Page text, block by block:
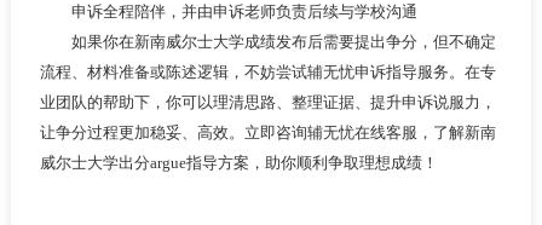
申诉全程陪伴，并由申诉老师负责后续与学校沟通
如果你在新南威尔士大学成绩发布后需要提出争分，但不确定
流程、材料准备或陈述逻辑，不妨尝试辅无忧申诉指导服务。在专
业团队的帮助下，你可以理清思路、整理证据、提升申诉说服力，
让争分过程更加稳妥、高效。立即咨询辅无忧在线客服，了解新南
威尔士大学出分argue指导方案，助你顺利争取理想成绩！